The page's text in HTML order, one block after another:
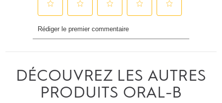
DÉCOUVREZ LES AUTRES
PRODUITS ORAL-B